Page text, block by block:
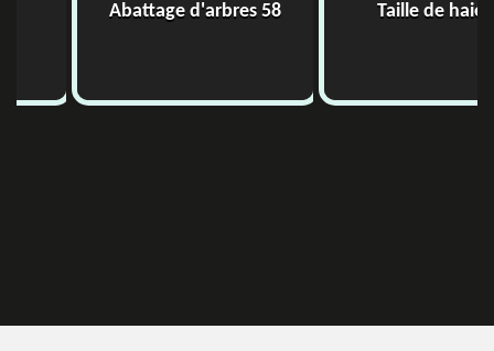
Abattage d'arbres 58 Taille de haie